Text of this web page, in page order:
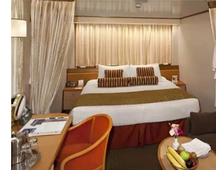
上午8:00 - 下午5:00
2027年3月6日星期六 海上
2027年3月7日星期日 海上
2027年3月8日星期一
上午8:00 - 下午6:00
布里
（巴
斯）
卡斯
院、豪华酒店和商店关于美食），您一
烹饪文化中的三个 经典菜肴：著名的肉
(“empanadas”)、烤肉(“asado”)和炖菜
饮品则 是马黛茶(“mate”)，一种由阿根
殊冬青属植物制成的饮料。在结束城
以回到游轮中继续享受全方位的服务。